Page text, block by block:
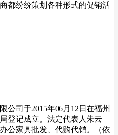
都纷纷策划各种形式的促销活
公司于2015年06月12日在福州
登记成立。法定代表人朱云
公家具批发、代购代销。（依